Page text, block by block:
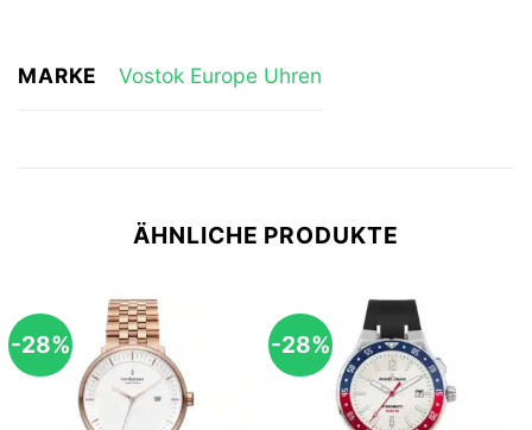
MARKE Vostok Europe Uhren
ÄHNLICHE PRODUKTE
-28% -28%